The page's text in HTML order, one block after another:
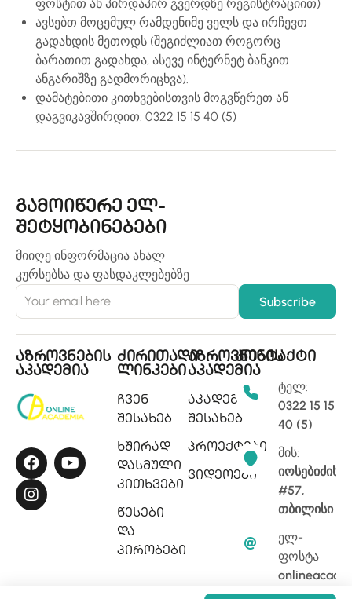
ფოსტით ან პირდაპირ გვერდზე რეგისტრაციით)
ავსებთ მოცემულ რამდენიმე ველს და ირჩევთ
გადახდის მეთოდს (შეგიძლიათ როგორც
ბარათით გადახდა, ასევე ინტერნეტ ბანკით
ანგარიშზე გადმორიცხვა).
დამატებითი კითხვებისთვის მოგვწერეთ ან
დაგვიკავშირდით: 0322 15 15 40 (5)
გამოიწერე ელ-
შეტყობინებები
მიიღე ინფორმაცია ახალ
კურსებსა და ფასდაკლებებზე
აზროვნების
აკადემია
ძირითადი
ლინკები
ჩვენ
შესახებ
ხშირად
დასმული
კითხვები
წესები
და
პირობები
აზროვნების
აკადემია
აკადემიის
შესახებ
პროექტები
ვიდეოები
კონტაქტი
ტელ:
0322 15 15
40 (5)
მის:
იოსებიძის
#57,
თბილისი
ელ-
ფოსტა